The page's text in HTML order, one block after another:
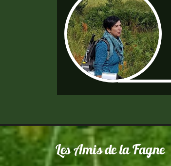
Les Amis de la Fagne